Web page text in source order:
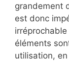
grandement
est donc
éléments
utilisation,